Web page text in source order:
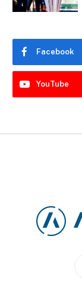
Facebook
YouTube